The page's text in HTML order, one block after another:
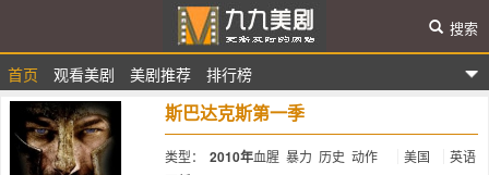
九九美剧
首页 观看美剧 美剧推荐 排行榜
搜索
斯巴达克斯第一季
类型： 2010年血腥 暴力 历史 动作 美国
英语